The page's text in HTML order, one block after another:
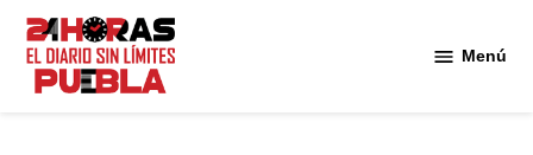
Saltar
contenido
Menú